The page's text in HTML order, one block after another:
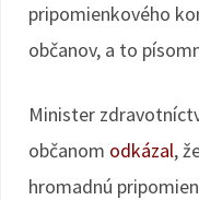
pripomienkového
občanov, a to
Minister
občanom odkázal,
hromadnú